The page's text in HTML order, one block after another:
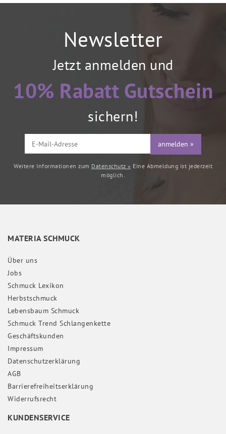
Newsletter
Jetzt anmelden und
10% Rabatt Gutschein
sichern!
anmelden »
Weitere Informationen zum Datenschutz » Eine Abmeldung ist jederzeit
möglich.
MATERIA SCHMUCK
Über uns
Jobs
Schmuck Lexikon
Herbstschmuck
Lebensbaum Schmuck
Schmuck Trend Schlangenkette
Geschäftskunden
Impressum
Daten­schutz­erklärung
AGB
Barrierefreiheitserklärung
Widerrufs­recht
KUNDENSERVICE